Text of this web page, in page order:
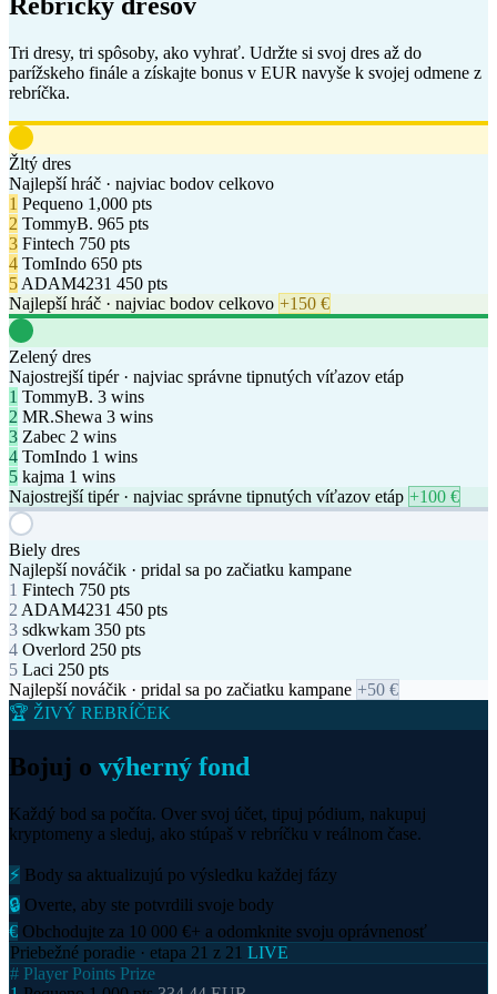
Primož Roglič
Carlos Rodríguez
04
Nakupujte kryptomeny denne
Nakúpte za 100 € a každý deň získajte fixných 100 bodov. Čím
viac obchodujete, tým vyššie sa dostanete.
🏆 DRESY
Rebríčkydresov
Tri dresy, tri spôsoby, ako vyhrať. Udržte si svoj dres až do
parížskeho finále a získajte bonus v EUR navyše k svojej odmene z
rebríčka.
Žltý dres
Najlepší hráč · najviac bodov celkovo
1 Pequeno 1,000 pts
2 TommyB. 965 pts
3 Fintech 750 pts
4 TomIndo 650 pts
5 ADAM4231
Najlepší hráč · najviac bodov celkovo
Zelený dres
Najostrejší tipér · najviac správne tipnutých víťazov etáp
1 TommyB. 3 wins
2 MR.Shewa 3 wins
3 Zabec 2 wins
4 TomIndo 1 wins
5 kajma 1 wins
Najlepší nováčik · pridal sa po začiatku kampane
1 Fintech 750 pts
3 sdkwkam 350 pts
4
5 Laci 250 pts
Najlepší nováčik · pridal sa po začiatku kampane+50 €
🏆 ŽIVÝ REBRÍČEK